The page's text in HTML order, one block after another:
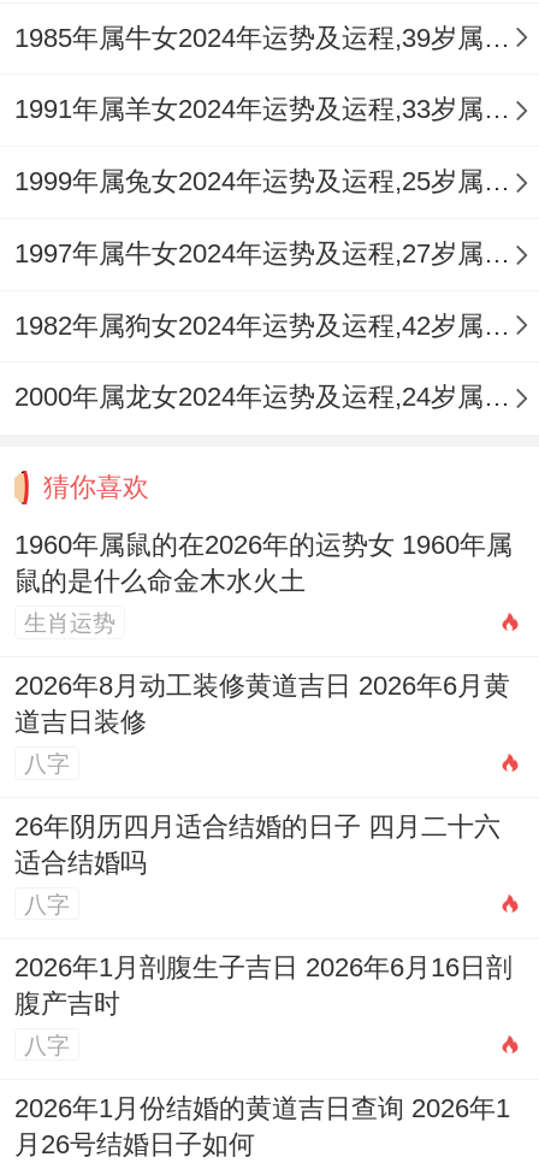
场，增进人际与谐，化解孤克之意。
健康安危：水火交战与伏吟之虑
「子午冲」本质是水火交战。在人体对应心
意肺部，呼吸道健康，以及皮肤过敏，炎症
问题，子水受冲，则需防范肾脏，泌尿为
对于1960年出生的女士来讲此年「伏吟」信
激烈表现），需格外关注旧疾复发，尤其是
心脑血管在领域 的历史问题，水火冲也主血
光意外，出行驾驶务必谨慎，远离危险水域
极等柔与水性运动来平衡过旺火气，此年健
康为重中之重，切不可掉以轻心。
可随身佩戴专属吉祥物「祥安阁牛钱纳宝 吊
坠」，其造型以脚踏火焰的犀牛为核心，犀
则标记被制化的丙午太岁之火，犀牛之
「牛」又与生肖鼠构成「子丑六盒」，能有
击，为身命提供一层稳固的守护。
1985年属牛女2024年运势及运程,39岁属牛人2024全年每月运势女性如何
1991年属羊女2024年运势及运程,33岁属羊人2024全年每月运势女性如何
1999年属兔女2024年运势及运程,25岁属兔人2024全年每月运势女性如何
1997年属牛女2024年运势及运程,27岁属牛人2024全年每月运势女性如何
1982年属狗女2024年运势及运程,42岁属狗人2024全年每月运势女性如何
2000年属龙女2024年运势及运程,24岁属龙人2024全年每月运势女性如何
猜你喜欢
1960年属鼠的在2026年的运势女 1960年属
鼠的是什么命金木水火土
生肖运势
2026年8月动工装修黄道吉日 2026年6月黄
道吉日装修
八字
26年阴历四月适合结婚的日子 四月二十六
适合结婚吗
八字
2026年1月剖腹生子吉日 2026年6月16日剖
腹产吉时
八字
2026年1月份结婚的黄道吉日查询 2026年1
月26号结婚日子如何